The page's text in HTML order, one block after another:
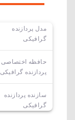
مدل پردازنده
گرافیکی
حافظه اختصاصی
پردازنده گرافیکی
سازنده پردازنده
گرافیکی